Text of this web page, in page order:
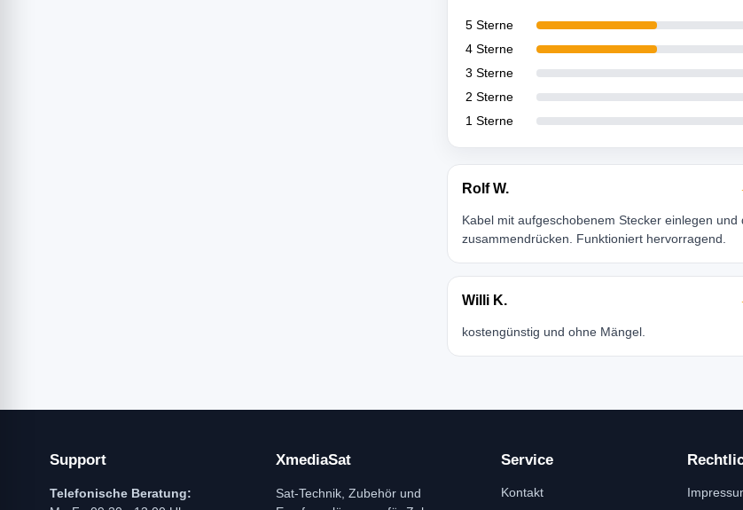
5 Sterne
4 Sterne
3 Sterne
2 Sterne
1 Sterne
Rolf W.
Kabel mit aufgeschobenem Stecker einlegen und
zusammendrücken. Funktioniert hervorragend.
Willi K.
kostengünstig und ohne Mängel.
Support
Telefonische Beratung:
XmediaSat
Sat-Technik, Zubehör und
Service
Kontakt